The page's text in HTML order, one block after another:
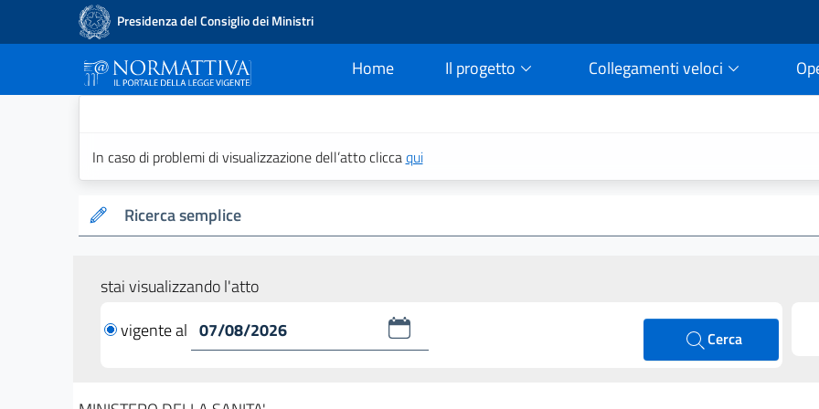
Presidenza del Consiglio dei Ministri
Home
current Il progetto Collegamenti veloci
In caso di problemi di visualizzazione dell’atto cliccaqui
Ricerca semplice
stai visualizzando l'atto
vigente al
Cerca